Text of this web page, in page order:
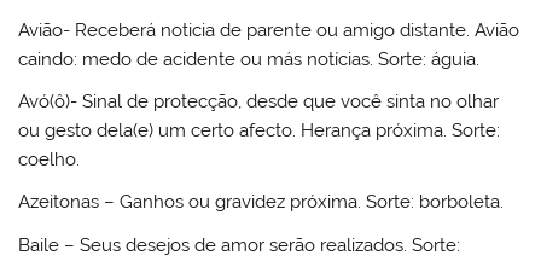
Avião- Receberá noticia de parente ou amigo distante. Avião
caindo: medo de acidente ou más notícias. Sorte: águia.
Avó(ô)- Sinal de protecção, desde que você sinta no olhar
ou gesto dela(e) um certo afecto. Herança próxima. Sorte:
coelho.
Azeitonas – Ganhos ou gravidez próxima. Sorte: borboleta.
Baile – Seus desejos de amor serão realizados. Sorte: